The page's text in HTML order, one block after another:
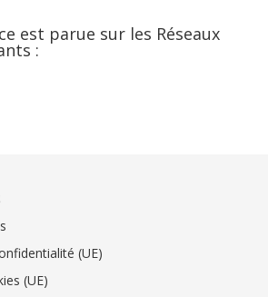
est parue sur les Réseaux
:
(UE)
(UE)